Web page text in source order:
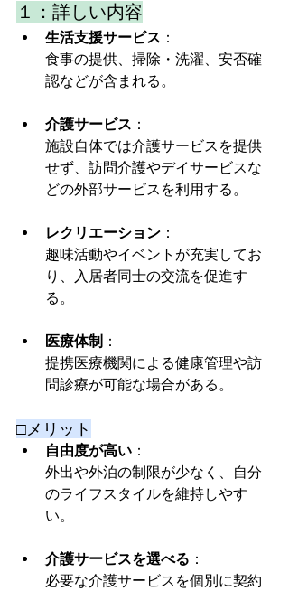
１：詳しい内容
生活支援サービス ：
食事の提供、掃除・洗濯、安否確
認などが含まれる。
介護サービス ：
施設自体では介護サービスを提供
せず、訪問介護やデイサービスな
どの外部サービスを利用する。
レクリエーション ：
趣味活動やイベントが充実してお
り、入居者同士の交流を促進す
る。
医療体制 ：
提携医療機関による健康管理や訪
問診療が可能な場合がある。
□メリット
自由度が高い ：
外出や外泊の制限が少なく、自分
のライフスタイルを維持しやす
い。
介護サービスを選べる ：
必要な介護サービスを個別に契約